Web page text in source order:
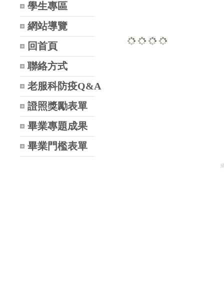
學生專區
網站導覽
回首頁
聯絡方式
老服科防疫Q&A
證照獎勵表單
畢業專題成果
畢業門檻表單